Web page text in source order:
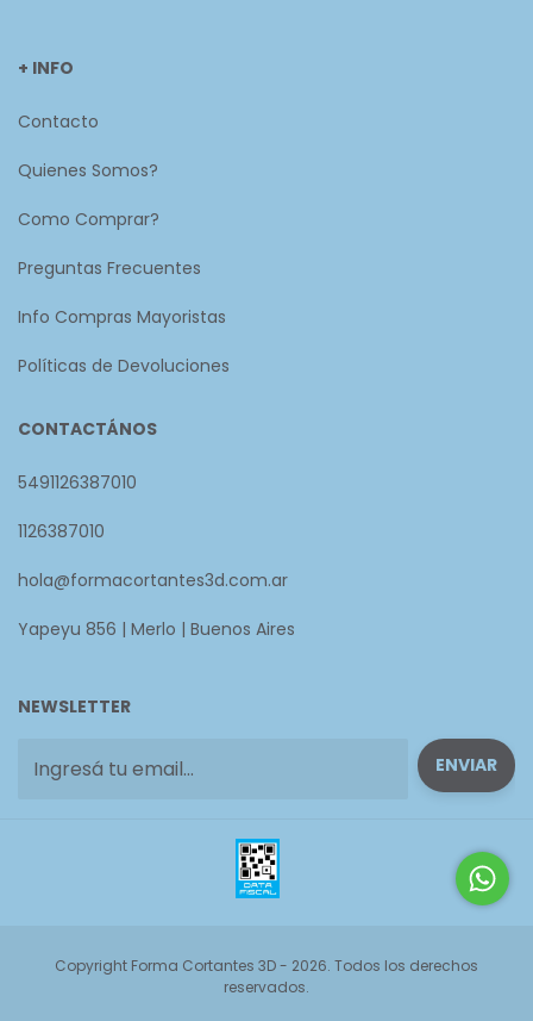
+ INFO
Contacto
Quienes Somos?
Como Comprar?
Preguntas Frecuentes
Info Compras Mayoristas
Políticas de Devoluciones
CONTACTÁNOS
5491126387010
1126387010
hola@formacortantes3d.com.ar
Yapeyu 856 | Merlo | Buenos Aires
NEWSLETTER
Copyright Forma Cortantes 3D - 2026. Todos los derechos
reservados.